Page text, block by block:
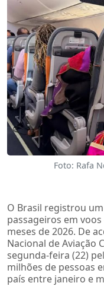
Foto: Rafa
O Brasil registrou
passageiros em
meses de 2026. De
Nacional de Aviação
segunda-feira (22)
milhões de pessoas
país entre janeiro e